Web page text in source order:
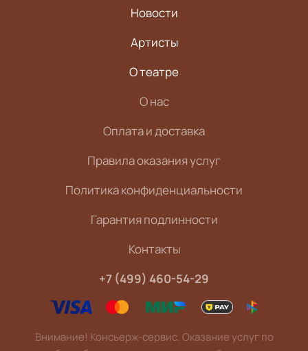
Новости
Артисты
О театре
О нас
Оплата и доставка
Правила оказания услуг
Политика конфиденциальности
Гарантия подлинности
Контакты
+7 (499) 460-54-29
Внимание! Консьерж-сервис. Оказание услуг по